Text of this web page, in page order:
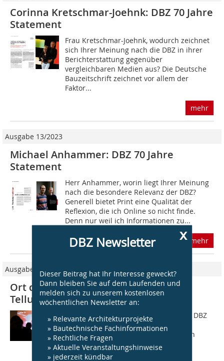
x
DBZ Newsletter
Dieser Beitrag hat Ihr Interesse geweckt?
Dann bleiben Sie auf dem Laufenden und
melden sich zu unserem kostenlosen
wöchentlichen Newsletter an:
» Relevante Architekturprojekte
» Bautechnische Fachinformationen
» Rechtliche Fragen
» Aktuelle Veranstaltungshinweise
» jederzeit kündbar
Corinna Kretschmar-Joehnk: DBZ 70 Jahre
Statement
Frau Kretschmar-Joehnk, wodurch zeichnet
sich Ihrer Meinung nach die DBZ in ihrer
Berichterstattung gegenüber
vergleichbaren Me­dien aus? Die Deutsche
Bauzeitschrift zeichnet vor allem der
Faktor...
mehr
Ausgabe 13/2023
Michael Anhammer: DBZ 70 Jahre
Statement
Herr Anhammer, worin liegt Ihrer Meinung
nach die besondere Relevanz der DBZ?
Generell bietet Print eine Qualität der
Reflexion, die ich Online so nicht finde.
Denn nur weil ich Informationen zu...
mehr
Ausgabe 12/2023
Ort der Begegnung: DBZ- Release bei
Telluride, München
Am 26. Oktober lud die Redaktion der DBZ
anlässlich der Heftpartnerschaft zum
Schwerpunktthema Forschungsbauten
gemeinsam mit den Architekten von
Telluride und dem Hersteller OWA zu